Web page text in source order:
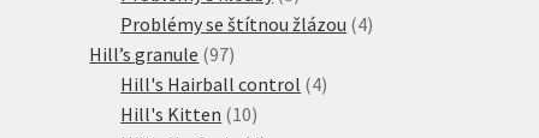
produkty
Problémy se štítnou žlázou 44
Hill’s granule 9797
produktů
Hill's Hairball control 44
Hill's Kitten 1010